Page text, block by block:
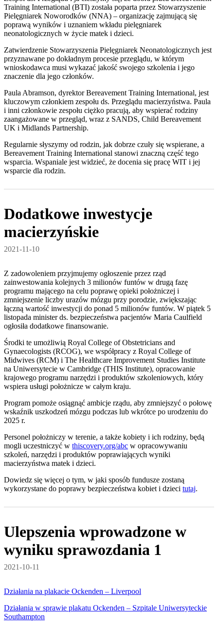
Training International (BTI) została poparta przez Stowarzyszenie
Pielęgniarek Noworodków (NNA) – organizację zajmującą się
poprawą wyników i uznaniem wkładu pielęgniarek
neonatologicznych w życie matek i dzieci.
Zatwierdzenie Stowarzyszenia Pielęgniarek Neonatologicznych jest
przyznawane po dokładnym procesie przeglądu, w którym
wnioskodawca musi wykazać jakość swojego szkolenia i jego
znaczenie dla jego członków.
Paula Abramson, dyrektor Bereavement Training International, jest
kluczowym członkiem zespołu ds. Przeglądu macierzyństwa. Paula
i inni członkowie zespołu ciężko pracują, aby wspierać rodziny
zaangażowane w przegląd, wraz z SANDS, Child Bereavement
UK i Midlands Partnership.
Regularnie słyszymy od rodzin, jak dobrze czuły się wspierane, a
Bereavement Training International stanowi znaczną część tego
wsparcia. Wspaniale jest widzieć, że docenia się pracę WIT i jej
wsparcie dla rodzin.
Dodatkowe inwestycje
macierzyńskie
2021-11-10
Z zadowoleniem przyjmujemy ogłoszenie przez rząd
zainwestowania kolejnych 3 milionów funtów w drugą fazę
programu mającego na celu poprawę opieki położniczej i
zmniejszenie liczby urazów mózgu przy porodzie, zwiększając
łączną wartość inwestycji do ponad 5 milionów funtów. W piątek 5
listopada minister ds. bezpieczeństwa pacjentów Maria Caulfield
ogłosiła dodatkowe finansowanie.
Środki te umożliwią Royal College of Obstetricians and
Gynaecologists (RCOG), we współpracy z Royal College of
Midwives (RCM) i The Healthcare Improvement Studies Institute
na Uniwersytecie w Cambridge (THIS Institute), opracowanie
krajowego programu narzędzi i produktów szkoleniowych, który
wspiera usługi położnicze w całym kraju.
Program pomoże osiągnąć ambicje rządu, aby zmniejszyć o połowę
wskaźnik uszkodzeń mózgu podczas lub wkrótce po urodzeniu do
2025 r.
Personel położniczy w terenie, a także kobiety i ich rodziny, będą
mogli uczestniczyć w thiscovery.org/abc w opracowywaniu
szkoleń, narzędzi i produktów poprawiających wyniki
macierzyństwa matek i dzieci.
Dowiedz się więcej o tym, w jaki sposób fundusze zostaną
wykorzystane do poprawy bezpieczeństwa kobiet i dzieci tutaj.
Ulepszenia wprowadzone w
wyniku sprawozdania 1
2021-10-11
Działania na plakacie Ockenden – Liverpool
Działania w sprawie plakatu Ockenden – Szpitale Uniwersyteckie
Southampton